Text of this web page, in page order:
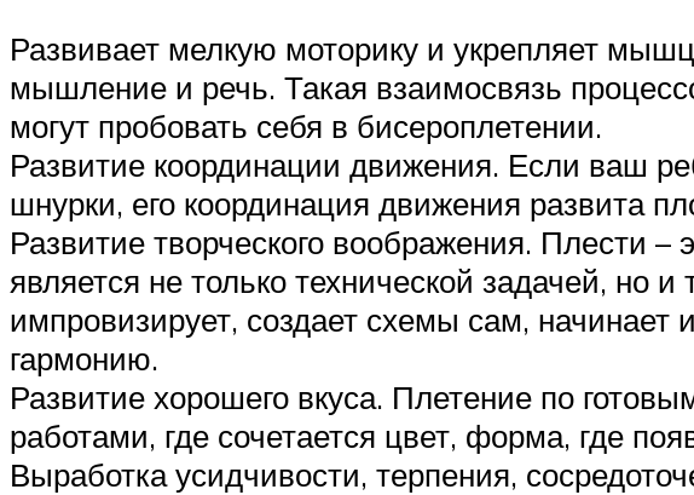
Развивает мелкую моторику и укрепляет
мышление и речь. Такая взаимосвязь
могут пробовать себя в бисероплетении.
Развитие координации движения. Если ваш
шнурки, его координация движения развита
Развитие творческого воображения. Плести –
является не только технической задачей, но
импровизирует, создает схемы сам, начинает
гармонию.
Развитие хорошего вкуса. Плетение по
работами, где сочетается цвет, форма, где
Выработка усидчивости, терпения,